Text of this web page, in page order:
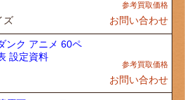
ズ お問い合わせ
ンク アニメ 60ペ
設定資料
お問い合わせ